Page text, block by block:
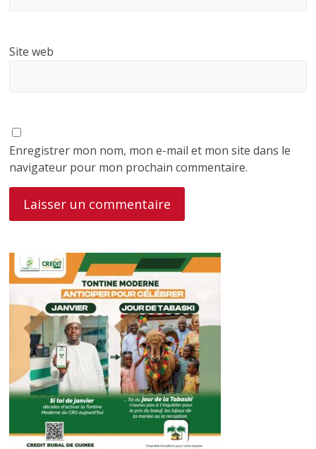
Site web
Enregistrer mon nom, mon e-mail et mon site dans le
navigateur pour mon prochain commentaire.